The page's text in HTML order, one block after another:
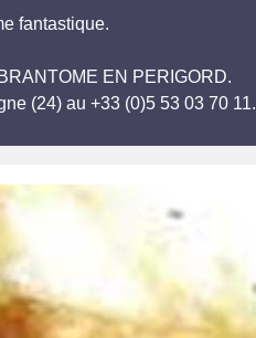
fantastique.
EN PERIGORD.
(24) au +33 (0)5 53 03 70 11.